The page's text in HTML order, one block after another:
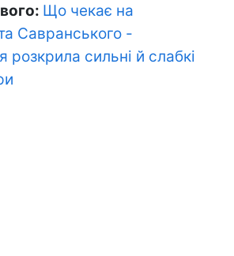
Що чекає на
Савранського -
розкрила сильні й слабкі